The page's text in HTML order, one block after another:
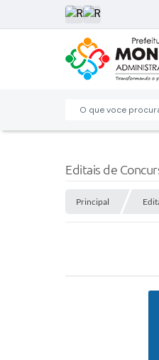
O que voce
Editais de
Principal